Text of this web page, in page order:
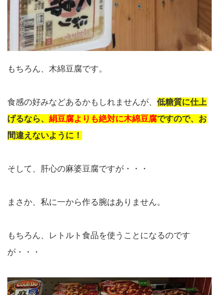
もちろん、木綿豆腐です。
食感の好みなどあるかもしれませんが、 低糖質に仕上
げるなら、 絹豆腐よりも絶対に木綿豆腐ですので、お
間違えないように！
そして、肝心の麻婆豆腐ですが・・・
まさか、私に一から作る腕はありません。
もちろん、レトルト食品を使うことになるのです
が・・・